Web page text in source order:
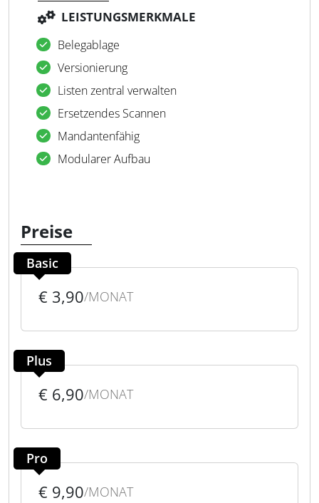
LEISTUNGSMERKMALE
Belegablage
Versionierung
Listen zentral verwalten
Ersetzendes Scannen
Mandantenfähig
Modularer Aufbau
Preise
Basic
€ 3,90/MONAT
Plus
€ 6,90/MONAT
Pro
€ 9,90/MONAT